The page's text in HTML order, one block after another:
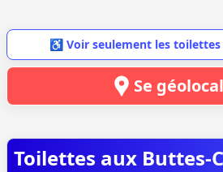
♿ Voir seulement les toilettes
Se
Toilettes aux Buttes-